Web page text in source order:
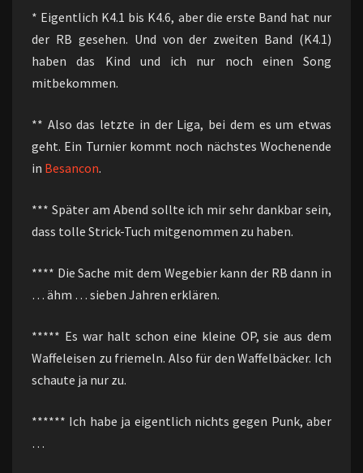
* Eigentlich K4.1 bis K4.6, aber die erste Band hat nur
der RB gesehen. Und von der zweiten Band (K4.1)
haben das Kind und ich nur noch einen Song
mitbekommen.
** Also das letzte in der Liga, bei dem es um etwas
geht. Ein Turnier kommt noch nächstes Wochenende
in Besancon.
*** Später am Abend sollte ich mir sehr dankbar sein,
dass tolle Strick-Tuch mitgenommen zu haben.
**** Die Sache mit dem Wegebier kann der RB dann in
… ähm … sieben Jahren erklären.
***** Es war halt schon eine kleine OP, sie aus dem
Waffeleisen zu friemeln. Also für den Waffelbäcker. Ich
schaute ja nur zu.
****** Ich habe ja eigentlich nichts gegen Punk, aber
…